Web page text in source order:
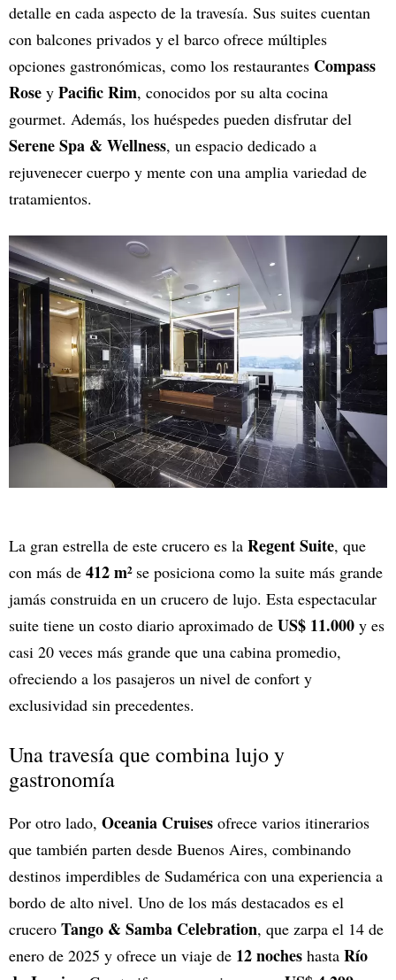
detalle en cada aspecto de la travesía. Sus suites cuentan
con balcones privados y el barco ofrece múltiples
opciones gastronómicas, como los restaurantes Compass
Rose y Pacific Rim, conocidos por su alta cocina
gourmet. Además, los huéspedes pueden disfrutar del
Serene Spa & Wellness, un espacio dedicado a
rejuvenecer cuerpo y mente con una amplia variedad de
tratamientos.
La gran estrella de este crucero es la Regent Suite, que
con más de 412 m²se posiciona como la suite más grande
jamás construida en un crucero de lujo. Esta espectacular
suite tiene un costo diario aproximado de US$ 11.000 y es
casi 20 veces más grande que una cabina promedio,
ofreciendo a los pasajeros un nivel de confort y
exclusividad sin precedentes.
Una travesía que combina lujo y
gastronomía
Por otro lado, Oceania Cruises ofrece varios itinerarios
que también parten desde Buenos Aires, combinando
destinos imperdibles de Sudamérica con una experiencia a
bordo de alto nivel. Uno de los más destacados es el
crucero Tango & Samba Celebration, que zarpa el 14 de
enero de 2025 y ofrece un viaje de 12 noches hasta Río